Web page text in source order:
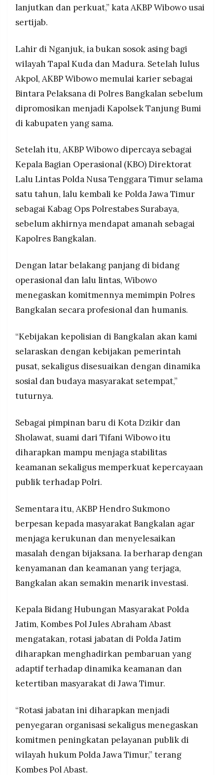
lanjutkan dan perkuat,” kata AKBP Wibowo usai
sertijab.
Lahir di Nganjuk, ia bukan sosok asing bagi
wilayah Tapal Kuda dan Madura. Setelah lulus
Akpol, AKBP Wibowo memulai karier sebagai
Bintara Pelaksana di Polres Bangkalan sebelum
dipromosikan menjadi Kapolsek Tanjung Bumi
di kabupaten yang sama.
Setelah itu, AKBP Wibowo dipercaya sebagai
Kepala Bagian Operasional (KBO) Direktorat
Lalu Lintas Polda Nusa Tenggara Timur selama
satu tahun, lalu kembali ke Polda Jawa Timur
sebagai Kabag Ops Polrestabes Surabaya,
sebelum akhirnya mendapat amanah sebagai
Kapolres Bangkalan.
Dengan latar belakang panjang di bidang
operasional dan lalu lintas, Wibowo
menegaskan komitmennya memimpin Polres
Bangkalan secara profesional dan humanis.
“Kebijakan kepolisian di Bangkalan akan kami
selaraskan dengan kebijakan pemerintah
pusat, sekaligus disesuaikan dengan dinamika
sosial dan budaya masyarakat setempat,”
tuturnya.
Sebagai pimpinan baru di Kota Dzikir dan
Sholawat, suami dari Tifani Wibowo itu
diharapkan mampu menjaga stabilitas
keamanan sekaligus memperkuat kepercayaan
publik terhadap Polri.
Sementara itu, AKBP Hendro Sukmono
berpesan kepada masyarakat Bangkalan agar
menjaga kerukunan dan menyelesaikan
masalah dengan bijaksana. Ia berharap dengan
kenyamanan dan keamanan yang terjaga,
Bangkalan akan semakin menarik investasi.
Kepala Bidang Hubungan Masyarakat Polda
Jatim, Kombes Pol Jules Abraham Abast
mengatakan, rotasi jabatan di Polda Jatim
diharapkan menghadirkan pembaruan yang
adaptif terhadap dinamika keamanan dan
ketertiban masyarakat di Jawa Timur.
“Rotasi jabatan ini diharapkan menjadi
penyegaran organisasi sekaligus menegaskan
komitmen peningkatan pelayanan publik di
wilayah hukum Polda Jawa Timur,” terang
Kombes Pol Abast.